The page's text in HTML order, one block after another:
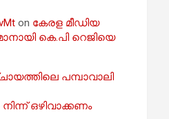
on കേരള മീഡിയ
കെ.പി റെജിയെ
പമ്പാവാലി
ഒഴിവാക്കണം